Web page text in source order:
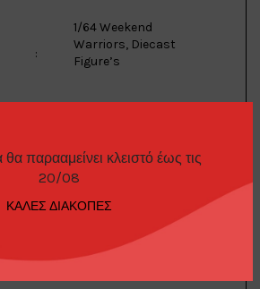
παρααμείνει κλειστό έως τις
20/08
ΚΑΛΕΣ ΔΙΑΚΟΠΕΣ
:
1/64 Weekend
Warriors, Diecast
Figure’s
:
Diorama
2400 Pieces